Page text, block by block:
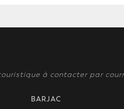
à contacter par
BARJAC